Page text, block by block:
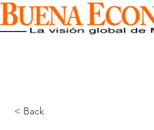
< Back